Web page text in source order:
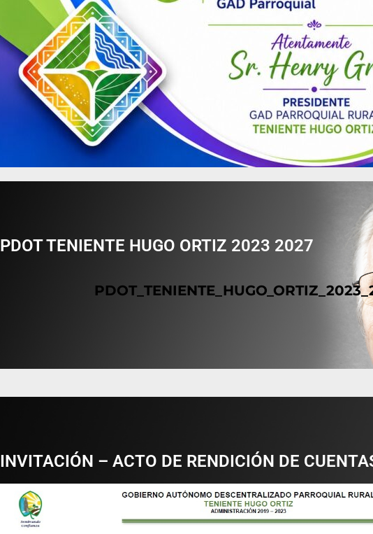
PDOT TENIENTE HUGO ORTIZ 2023 2027
INVITACIÓN – ACTO DE RENDICIÓN DE